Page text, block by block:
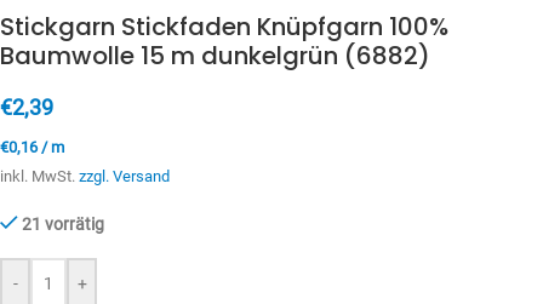
Stickgarn Stickfaden Knüpfgarn 100%
Baumwolle 15 m dunkelgrün (6882)
€2,39
€0,16/m
inkl. MwSt. zzgl. Versand
21 vorrätig
- +